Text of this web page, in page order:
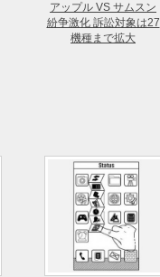
アップル VS サムスン
紛争激化 訴訟対象は27
機種まで拡大